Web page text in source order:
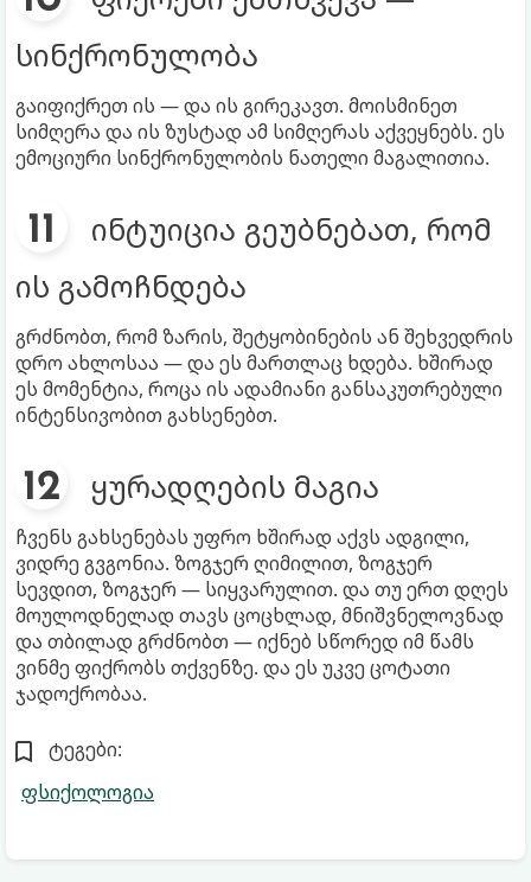
სინქრონულობა
გაიფიქრეთ ის — და ის გირეკავთ. მოისმინეთ
სიმღერა და ის ზუსტად ამ სიმღერას აქვეყნებს. ეს
ემოციური სინქრონულობის ნათელი მაგალითია.
ინტუიცია გეუბნებათ, რომ
ის გამოჩნდება
გრძნობთ, რომ ზარის, შეტყობინების ან შეხვედრის
დრო ახლოსაა — და ეს მართლაც ხდება. ხშირად
ეს მომენტია, როცა ის ადამიანი განსაკუთრებული
ინტენსივობით გახსენებთ.
ყურადღების მაგია
ჩვენს გახსენებას უფრო ხშირად აქვს ადგილი,
ვიდრე გვგონია. ზოგჯერ ღიმილით, ზოგჯერ
სევდით, ზოგჯერ — სიყვარულით. და თუ ერთ დღეს
მოულოდნელად თავს ცოცხლად, მნიშვნელოვნად
და თბილად გრძნობთ — იქნებ სწორედ იმ წამს
ვინმე ფიქრობს თქვენზე. და ეს უკვე ცოტათი
ჯადოქრობაა.
ტეგები:
ფსიქოლოგია